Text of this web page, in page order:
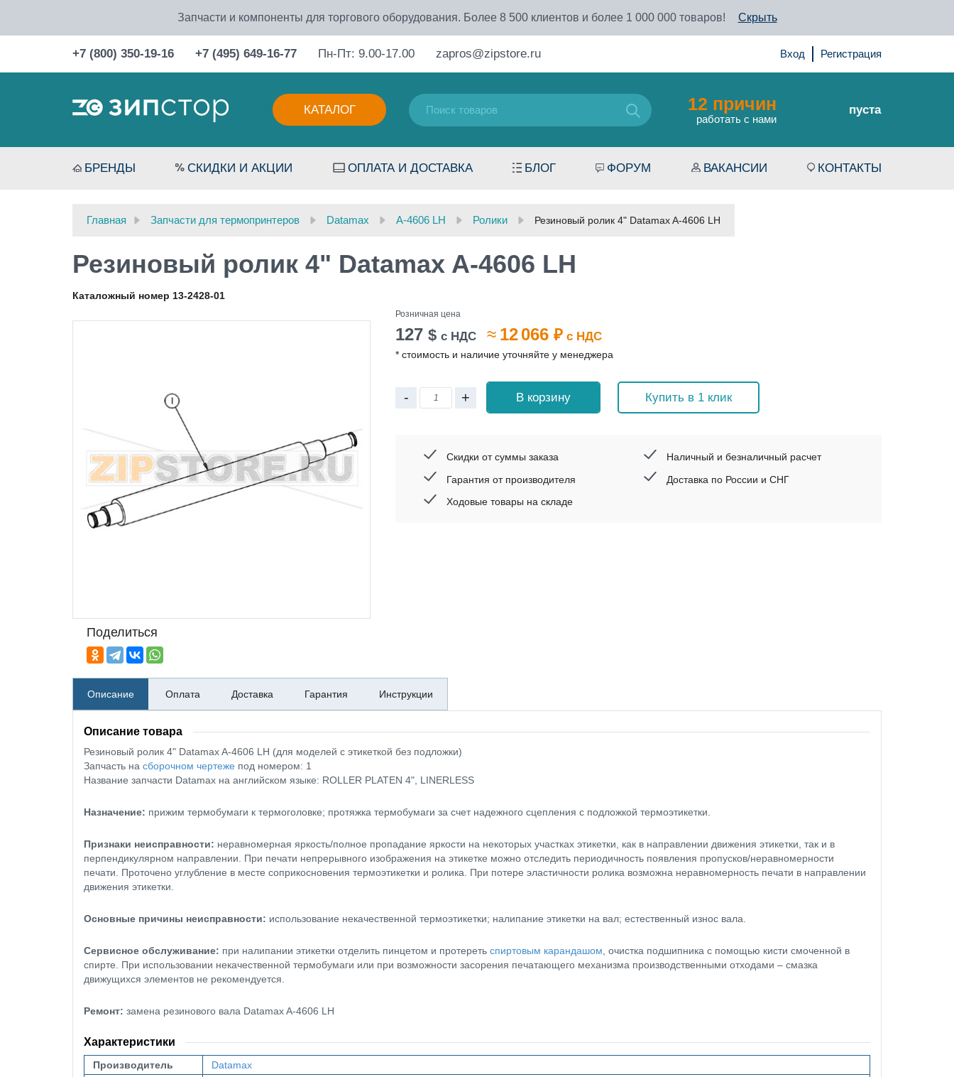
Запчасти и компоненты для торгового оборудования. Более 8 500 клиентов и более 1 000 000 товаров! Скрыть
+7 (800) 350-19-16 +7 (495) 649-16-77 Пн-Пт: 9.00-17.00 zapros@zipstore.ru Вход Регистрация
КАТАЛОГ 12 причин
работать с нами
пуста
БРЕНДЫ СКИДКИ И АКЦИИ ОПЛАТА И ДОСТАВКА БЛОГ ФОРУМ ВАКАНСИИ КОНТАКТЫ
Главная Запчасти для термопринтеров Datamax A-4606 LH Ролики Резиновый ролик 4" Datamax A-4606 LH
Резиновый ролик 4" Datamax A-4606 LH
Каталожный номер 13-2428-01
Поделиться
Розничная цена
127 $ с НДС ≈ 12 066 ₽ с НДС
* стоимость и наличие уточняйте у менеджера
- + В корзину Купить в 1 клик
Скидки от суммы заказа
Гарантия от производителя
Ходовые товары на складе
Наличный и безналичный расчет
Доставка по России и СНГ
Описание Оплата Доставка Гарантия Инструкции
Описание товара
Резиновый ролик 4" Datamax A-4606 LH (для моделей с этикеткой без подложки)
Запчасть на сборочном чертеже под номером: 1
Название запчасти Datamax на английском языке: ROLLER PLATEN 4", LINERLESS
Назначение: прижим термобумаги к термоголовке; протяжка термобумаги за счет надежного сцепления с подложкой термоэтикетки.
Признаки неисправности: неравномерная яркость/полное пропадание яркости на некоторых участках этикетки, как в направлении движения этикетки, так и в
перпендикулярном направлении. При печати непрерывного изображения на этикетке можно отследить периодичность появления пропусков/неравномерности
печати. Проточено углубление в месте соприкосновения термоэтикетки и ролика. При потере эластичности ролика возможна неравномерность печати в направлении
движения этикетки.
Основные причины неисправности: использование некачественной термоэтикетки; налипание этикетки на вал; естественный износ вала.
Сервисное обслуживание: при налипании этикетки отделить пинцетом и протереть спиртовым карандашом , очистка подшипника с помощью кисти смоченной в
спирте. При использовании некачественной термобумаги или при возможности засорения печатающего механизма производственными отходами – смазка
движущихся элементов не рекомендуется.
Ремонт: замена резинового вала Datamax A-4606 LH
Характеристики
Производитель
Datamax